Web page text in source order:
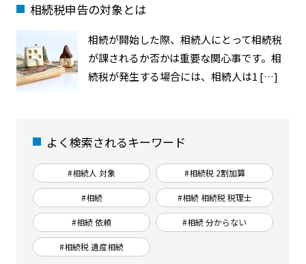
相続税申告の対象とは
相続が開始した際、相続人にとって相続税
が課されるか否かは重要な関心事です。相
続税が発生する場合には、相続人は1 […]
よく検索されるキーワード
#相続人 対象 #相続税 2割加算
#相続 #相続 相続税 税理士
#相続 依頼 #相続 分からない
#相続税 遺産相続